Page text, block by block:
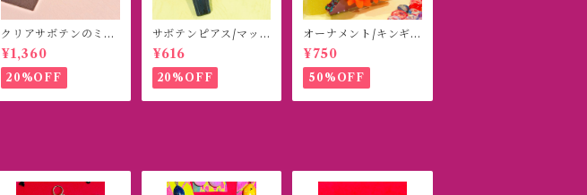
クリアサボテンのミニ
オブジェ
¥1,360
20%OFF
サボテンピアス/マッ
トブラック
¥616
20%OFF
オーナメント/キンギ
ョ
¥750
50%OFF